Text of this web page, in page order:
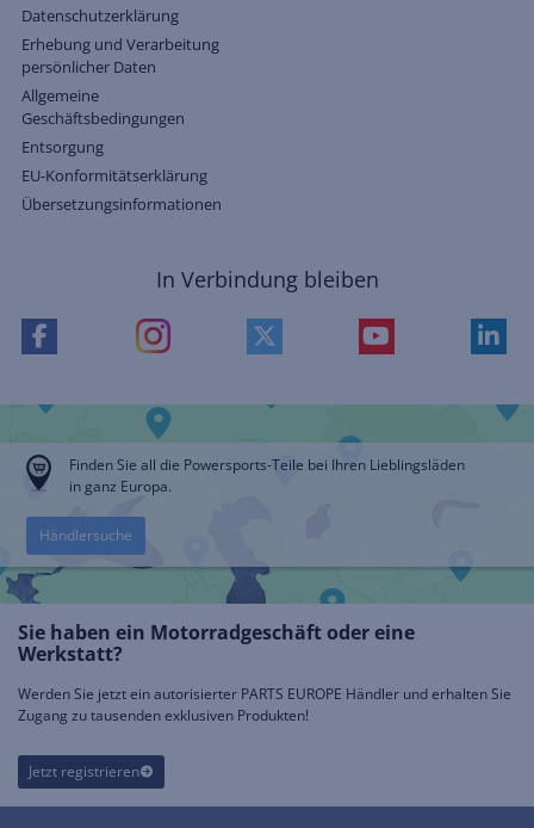
Datenschutzerklärung
Erhebung und Verarbeitung
persönlicher Daten
Allgemeine
Geschäftsbedingungen
Entsorgung
EU-Konformitätserklärung
Übersetzungsinformationen
In Verbindung bleiben
Finden Sie all die Powersports-Teile bei Ihren Lieblingsläden
in ganz Europa.
Händlersuche
Sie haben ein Motorradgeschäft oder eine
Werkstatt?
Werden Sie jetzt ein autorisierter PARTS EUROPE Händler und erhalten Sie
Zugang zu tausenden exklusiven Produkten!
Jetzt registrieren